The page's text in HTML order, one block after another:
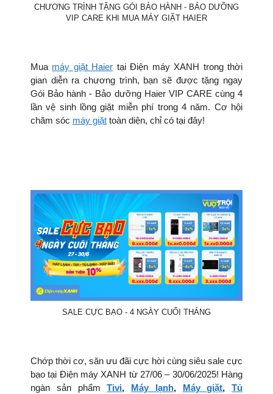
CHƯƠNG TRÌNH TẶNG GÓI BẢO HÀNH - BẢO DƯỠNG
VIP CARE KHI MUA MÁY GIẶT HAIER
Mua máy giặt Haier tại Điện máy XANH trong thời
gian diễn ra chương trình, bạn sẽ được tặng ngay
Gói Bảo hành - Bảo dưỡng Haier VIP CARE cùng 4
lần vệ sinh lồng giặt miễn phí trong 4 năm. Cơ hội
chăm sóc máy giặt toàn diện, chỉ có tại đây!
SALE CỰC BẠO - 4 NGÀY CUỐI THÁNG
Chớp thời cơ, săn ưu đãi cực hời cùng siêu sale cực
bạo tại Điện máy XANH từ 27/06 – 30/06/2025! Hàng
ngàn sản phẩmTivi, Máy lạnh, Máy giặt, Tủ